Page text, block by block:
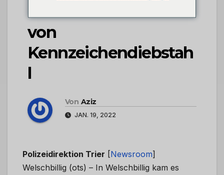
POL-PDTR: Zwei Fälle
von
Kennzeichendiebstah
l
Von Aziz
JAN. 19, 2022
Polizeidirektion Trier [Newsroom]
Welschbillig (ots) – In Welschbillig kam es